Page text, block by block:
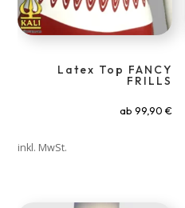
Latex Top FANCY
FRILLS
ab 99,90 €
inkl. MwSt.